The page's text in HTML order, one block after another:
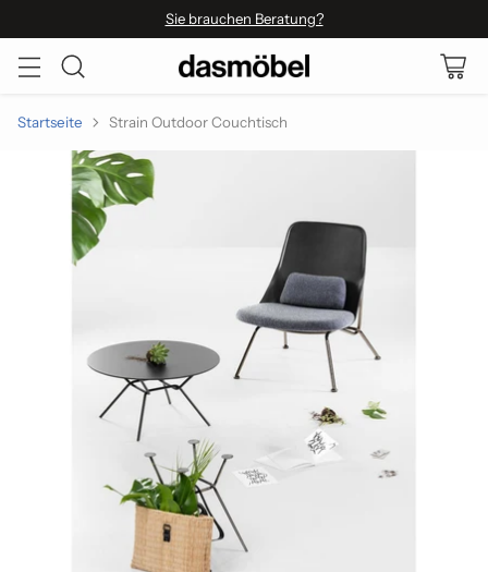
Sie brauchen Beratung?
Startseite Strain Outdoor Couchtisch